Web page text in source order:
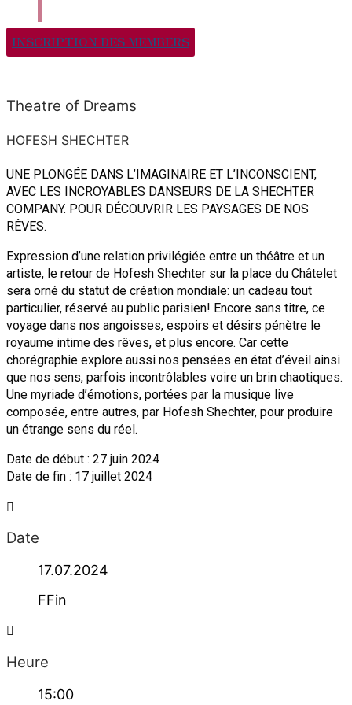
INSCRIPTION DES MEMBERS
Theatre of Dreams
HOFESH SHECHTER
UNE PLONGÉE DANS L’IMAGINAIRE ET L’INCONSCIENT,
AVEC LES INCROYABLES DANSEURS DE LA SHECHTER
COMPANY. POUR DÉCOUVRIR LES PAYSAGES DE NOS
RÊVES.
Expression d’une relation privilégiée entre un théâtre et un
artiste, le retour de Hofesh Shechter sur la place du Châtelet
sera orné du statut de création mondiale: un cadeau tout
particulier, réservé au public parisien! Encore sans titre, ce
voyage dans nos angoisses, espoirs et désirs pénètre le
royaume intime des rêves, et plus encore. Car cette
chorégraphie explore aussi nos pensées en état d’éveil ainsi
que nos sens, parfois incontrôlables voire un brin chaotiques.
Une myriade d’émotions, portées par la musique live
composée, entre autres, par Hofesh Shechter, pour produire
un étrange sens du réel.
Date de début : 27 juin 2024
Date de fin : 17 juillet 2024
Date
17.07.2024
FFin
Heure
15:00